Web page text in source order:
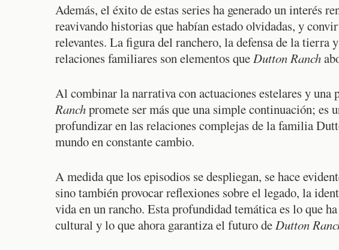
Además, el éxito de estas series ha generado un interés
reavivando historias que habían estado olvidadas, y
relevantes. La figura del ranchero, la defensa de la tierra
relaciones familiares son elementos queDutton Ranch
Al combinar la narrativa con actuaciones estelares y una
Ranchpromete ser más que una simple continuación; es
profundizar en las relaciones complejas de la familia
mundo en constante cambio.
A medida que los episodios se despliegan, se hace
sino también provocar reflexiones sobre el legado, la
vida en un rancho. Esta profundidad temática es lo que
cultural y lo que ahora garantiza el futuro deDutton